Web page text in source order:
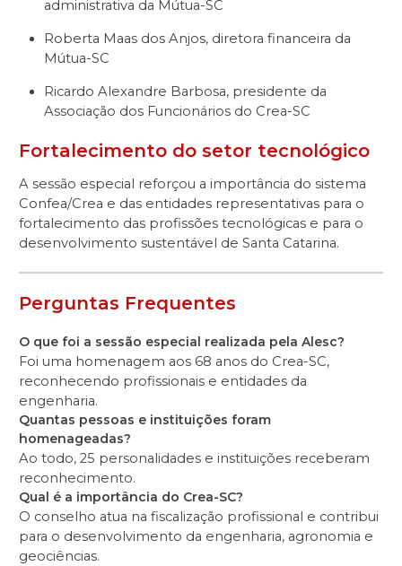
administrativa da Mútua-SC
Roberta Maas dos Anjos, diretora financeira da
Mútua-SC
Ricardo Alexandre Barbosa, presidente da
Associação dos Funcionários do Crea-SC
Fortalecimento do setor tecnológico
A sessão especial reforçou a importância do sistema
Confea/Crea e das entidades representativas para o
fortalecimento das profissões tecnológicas e para o
desenvolvimento sustentável de Santa Catarina.
Perguntas Frequentes
O que foi a sessão especial realizada pela Alesc?
Foi uma homenagem aos 68 anos do Crea-SC,
reconhecendo profissionais e entidades da
engenharia.
Quantas pessoas e instituições foram
homenageadas?
Ao todo, 25 personalidades e instituições receberam
reconhecimento.
Qual é a importância do Crea-SC?
O conselho atua na fiscalização profissional e contribui
para o desenvolvimento da engenharia, agronomia e
geociências.